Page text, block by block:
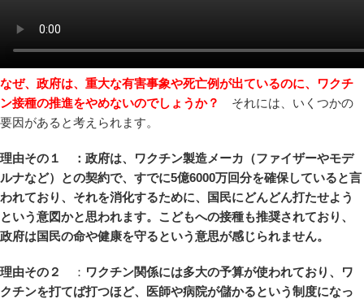
なぜ、政府は、重大な有害事象や死亡例が出ているのに、ワクチ
ン接種の推進をやめないのでしょうか？
それには、いくつかの
要因があると考えられます。
理由その１ ：政府は、ワクチン製造メーカ（ファイザーやモデ
ルナなど）との契約で、すでに5億6000万回分を確保していると言
われており、それを消化するために、国民にどんどん打たせよう
という意図かと思われます。こどもへの接種も推奨されており、
政府は国民の命や健康を守るという意思が感じられません。
理由その２ ： ワクチン関係には多大の予算が使われており、ワ
クチンを打てば打つほど、医師や病院が儲かるという制度になっ